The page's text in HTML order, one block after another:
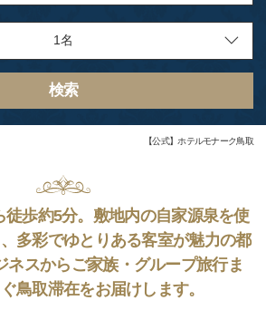
検索
【公式】ホテルモナーク鳥取
歩約5分。敷地内の自家源泉を使
多彩でゆとりある客室が魅力の都
ネスからご家族・グループ旅行ま
鳥取滞在をお届けします。